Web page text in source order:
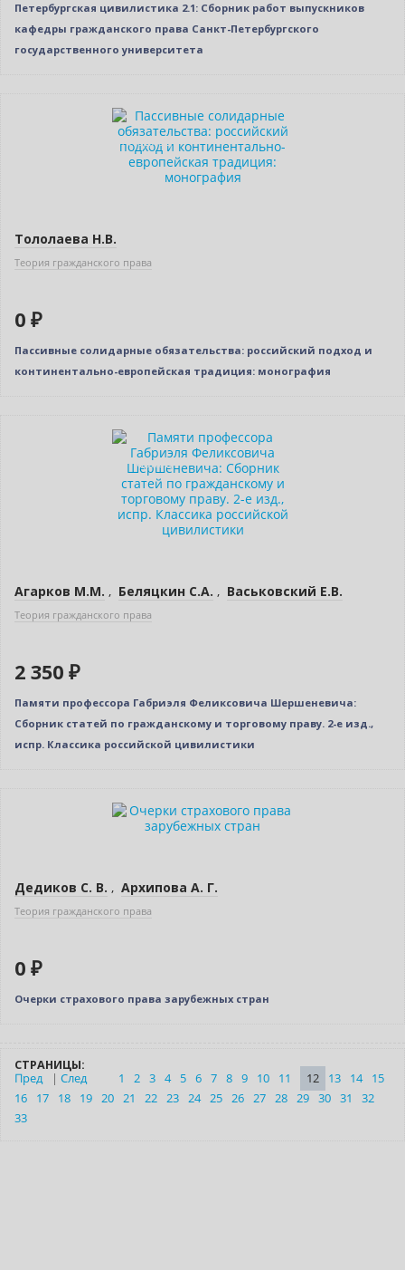
Петербургская цивилистика 2.1: Сборник работ выпускников
кафедры гражданского права Санкт-Петербургского
государственного университета
Индивидуальный подход
Тололаева Н.В.
Теория гражданского права
0 ₽
Пассивные солидарные обязательства: российский подход и
континентально-европейская традиция: монография
Индивидуальный подход
Агарков М.М. , Беляцкин С.А. , Васьковский Е.В.
Теория гражданского права
2 350 ₽
Памяти профессора Габриэля Феликсовича Шершеневича:
Сборник статей по гражданскому и торговому праву. 2-е изд.,
испр. Классика российской цивилистики
Дедиков С. В. , Архипова А. Г.
Теория гражданского права
0 ₽
Очерки страхового права зарубежных стран
СТРАНИЦЫ:
Пред
| След 1 2 3 4 5 6 7 8 9 10 11 12 13 14
15
16
17 18 19 20 21 22 23 24 25 26 27 28 29 30 31
32
33